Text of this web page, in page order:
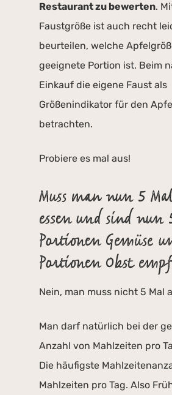
Restaurant zu bewerten.
Faustgröße ist auch recht
beurteilen, welche
geeignete Portion ist. Beim
Einkauf die eigene Faust als
Größenindikator für den
betrachten.
Probiere es mal aus!
Muss man nun 5
essen und sind nun
Portionen Gemüse
Portionen Obst
Nein, man muss nicht 5 Mal
Man darf natürlich bei der
Anzahl von Mahlzeiten pro
Die häufigste
Mahlzeiten pro Tag. Also